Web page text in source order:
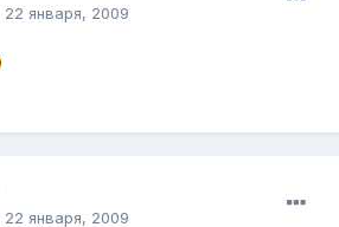
22 января, 2009
22 января, 2009